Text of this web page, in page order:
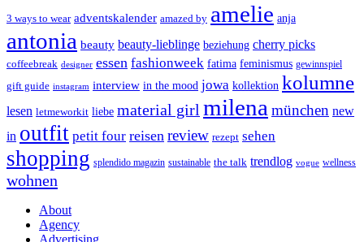
3 ways to wear adventskalender amazed by amelie anja
antonia beauty beauty-lieblinge beziehung cherry picks
coffeebreak designer essen fashionweek fatima feminismus gewinnspiel
gift guide instagram interview in the mood jowa kollektion kolumne
lesen letmeworkit liebe material girl milena münchen new
in outfit petit four reisen review rezept sehen
shopping splendido magazin sustainable the talk trendlog vogue wellness
wohnen
About
Agency